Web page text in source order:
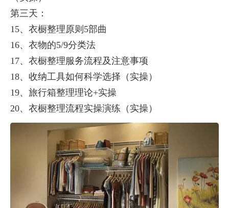
第三天：
15、衣橱整理原则5部曲
16、衣物的5/9分类法
17、衣橱整理服务流程及注意事项
18、收纳工具如何科学选择（实操）
19、旅行箱整理理论+实操
20、衣橱整理流程实操演练（实操）